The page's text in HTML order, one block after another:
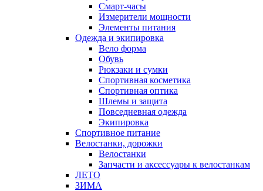
Смарт-часы
Измерители мощности
Элементы питания
Одежда и экипировка
Вело форма
Обувь
Рюкзаки и сумки
Спортивная косметика
Спортивная оптика
Шлемы и защита
Повседневная одежда
Экипировка
Спортивное питание
Велостанки, дорожки
Велостанки
Запчасти и аксессуары к велостанкам
ЛЕТО
ЗИМА